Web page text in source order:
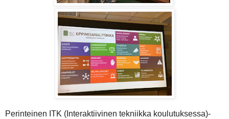
Perinteinen ITK (Interaktiivinen tekniikka koulutuksessa)-